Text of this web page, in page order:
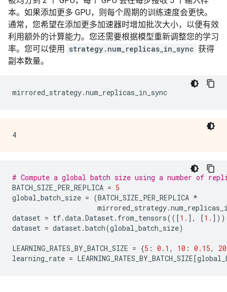
本。如果添加更多 GPU，则每个周期的训练速度会更快。
通常，您希望在添加更多加速器时增加批次大小，以便有效
利用额外的计算能力。您还需要根据模型重新调整您的学习
率。您可以使用
strategy.num_replicas_in_sync 获得
副本数量。
mirrored_strategy.num_replicas_in_sync
# Compute a global batch size using a number of
BATCH_SIZE_PER_REPLICA = 5
global_batch_size = (BATCH_SIZE_PER_REPLICA *
mirrored_strategy.
dataset = tf.data.Dataset. from_tensors(([1. ], [1. ]))
dataset = dataset.batch(global_batch_size)
LEARNING_RATES_BY_BATCH_SIZE = {5 : 0.1 , 10 : 0.15, 20
learning_rate = LEARNING_RATES_BY_BATCH_SIZE[